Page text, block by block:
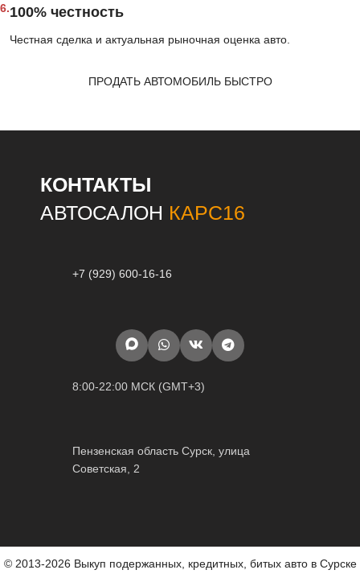
6.100% честность
Честная сделка и актуальная рыночная оценка авто.
ПРОДАТЬ АВТОМОБИЛЬ БЫСТРО
КОНТАКТЫ
АВТОСАЛОН КАРС16
+7 (929) 600-16-16
8:00-22:00 МСК (GMT+3)
Пензенская область Сурск, улица
Советская, 2
© 2013-2026 Выкуп подержанных, кредитных, битых авто в Сурске